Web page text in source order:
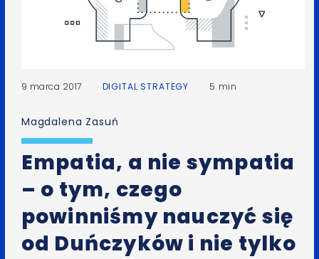
9 marca 2017 DIGITAL STRATEGY 5 min
Magdalena Zasuń
Empatia, a nie sympatia
– o tym, czego
powinniśmy nauczyć się
od Duńczyków i nie tylko